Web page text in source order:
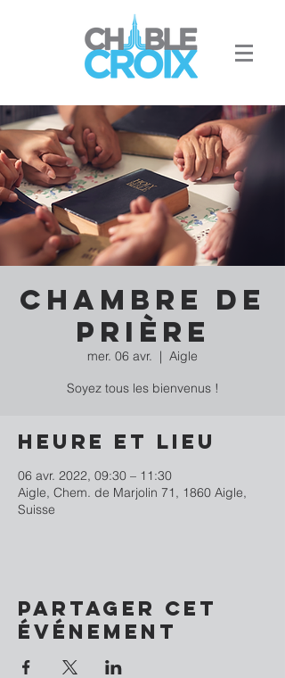
Chambre de
prière
mer. 06 avr.
  |
Aigle
Soyez tous les bienvenus !
Heure et lieu
06 avr. 2022, 09:30 – 11:30
Aigle, Chem. de Marjolin 71, 1860 Aigle,
Suisse
Partager cet
événement